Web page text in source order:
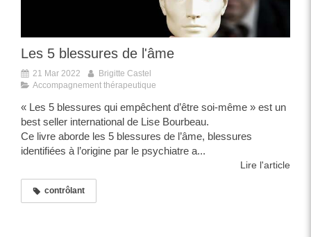
Les 5 blessures de l'âme
21 Mar 2022
Brigitte Castel
Accompagnement thérapeutique
« Les 5 blessures qui empêchent d’être soi-même » est un
best seller international de Lise Bourbeau.
Ce livre aborde les 5 blessures de l’âme, blessures
identifiées à l’origine par le psychiatre a...
Lire l'article
contrôlant